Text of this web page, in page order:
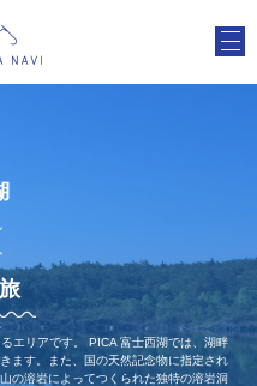
エリアです。 PICA 富士西湖では、湖畔
ます。また、国の天然記念物に指定され
の溶岩によってつくられた独特の溶岩洞